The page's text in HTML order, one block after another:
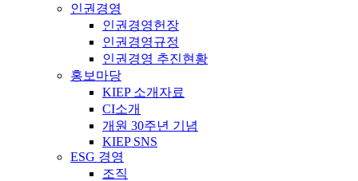
인권경영
인권경영헌장
인권경영규정
인권경영 추진현황
홍보마당
KIEP 소개자료
CI소개
개원 30주년 기념
KIEP SNS
ESG 경영
조직